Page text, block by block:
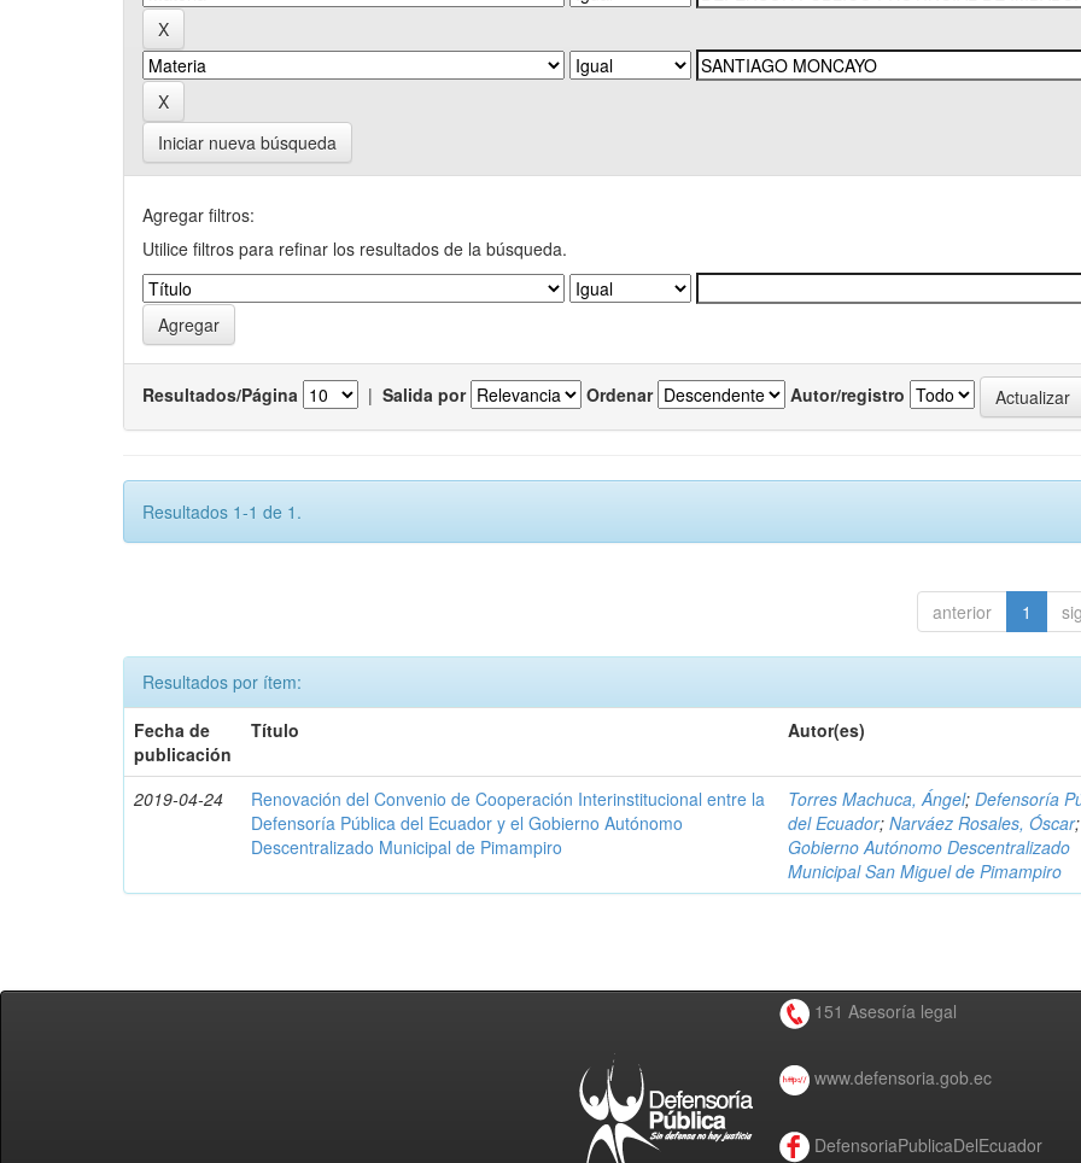
Iniciar nueva búsqueda
Agregar filtros:
Utilice filtros para refinar los resultados de la búsqueda.
Resultados/Página | Salida por Ordenar Autor/registro
Resultados 1-1 de 1.
anterior 1
Resultados por ítem:
Fecha de
publicación
Título Autor(es)
2019-04-24
Renovación del Convenio de Cooperación Interinstitucional entre la
Defensoría Pública del Ecuador y el Gobierno Autónomo
Descentralizado Municipal de Pimampiro
Torres Machuca, Ángel;Defensoría
del Ecuador;Narváez Rosales, Óscar;
Gobierno Autónomo Descentralizado
Municipal San Miguel de Pimampiro
151 Asesoría legal
www.defensoria.gob.ec
DefensoriaPublicaDelEcuador